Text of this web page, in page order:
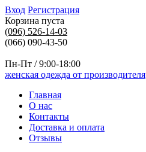
Вход Регистрация
Корзина пуста
(096) 526-14-03
(066) 090-43-50
Пн-Пт / 9:00-18:00
женская одежда от производителя
Главная
О нас
Контакты
Доставка и оплата
Отзывы